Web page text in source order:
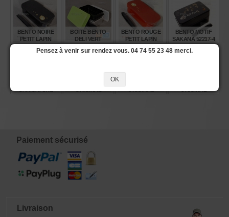
BENTO NOIRE
PETIT LAPIN
51838-2
BOITE BENTO
DELI VERT
POMME
BENTO ROUGE
PETIT LAPIN
51839-9
BENTO MOTIF
SAKANA 52217-4
Paiement sécurisé
Livraison
Pensez à venir sur rendez vous. 04 74 55 23 48 merci.
OK